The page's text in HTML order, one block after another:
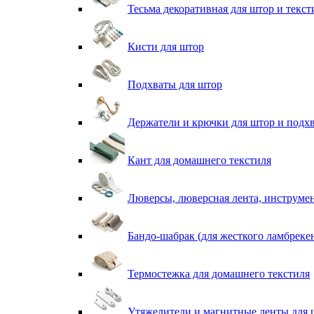
Тесьма декоративная для штор и
Кисти для штор
Подхваты для штор
Держатели и крючки для штор и
Кант для домашнего текстиля
Люверсы, люверсная лента,
Бандо-шабрак (для жесткого
Термостежка для домашнего текстиля
Утяжелители и магнитные ленты для